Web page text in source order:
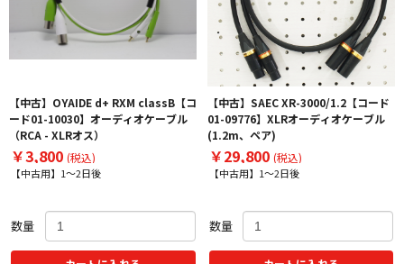
【中古】OYAIDE d+ RXM classB【コ
ード01-10030】オーディオケーブル
（RCA - XLRオス）
￥3,800 (税込)
【中古用】1～2日後
数量
【中古】SAEC XR-3000/1.2【コード
01-09776】XLRオーディオケーブル
(1.2m、ペア)
￥29,800 (税込)
【中古用】1～2日後
数量